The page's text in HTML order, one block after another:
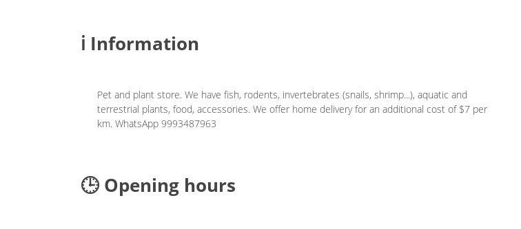
ℹ️ Information
Pet and plant store. We have fish, rodents, invertebrates (snails, shrimp...), aquatic and
terrestrial plants, food, accessories. We offer home delivery for an additional cost of $7 per
km. WhatsApp 9993487963
🕒 Opening hours